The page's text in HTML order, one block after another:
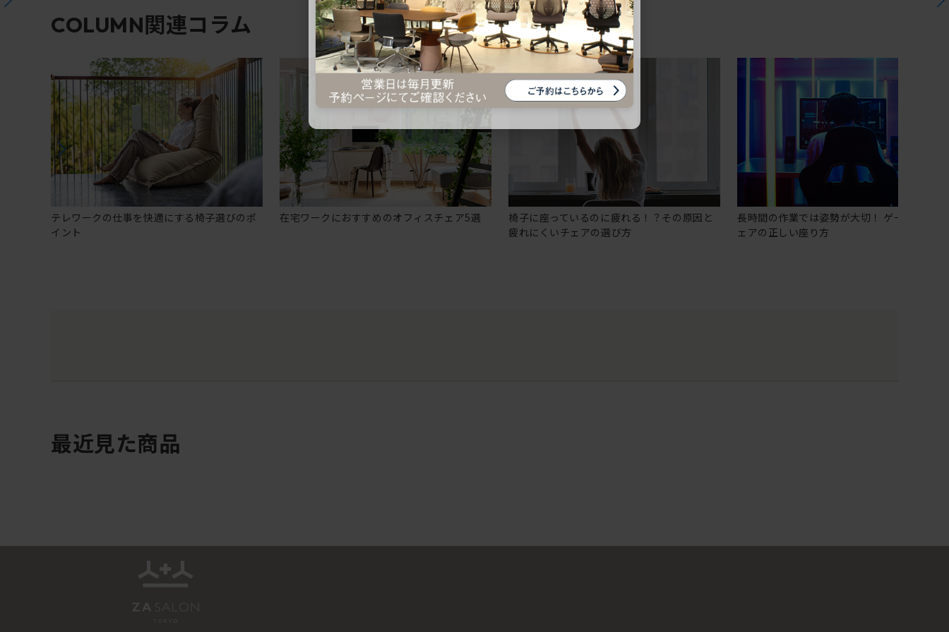
COLUMN関連コラム
テレワークの仕事を快適にする椅子選びのポ
イント
在宅ワークにおすすめのオフィスチェア5選
椅子に座っているのに疲れる！？その原因と
疲れにくいチェアの選び方
長時間の作業では姿勢が大切！ ゲーミングチ
ェアの正しい座り方
最近見た商品